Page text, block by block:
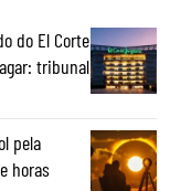
do El Corte
tribunal
pela
horas